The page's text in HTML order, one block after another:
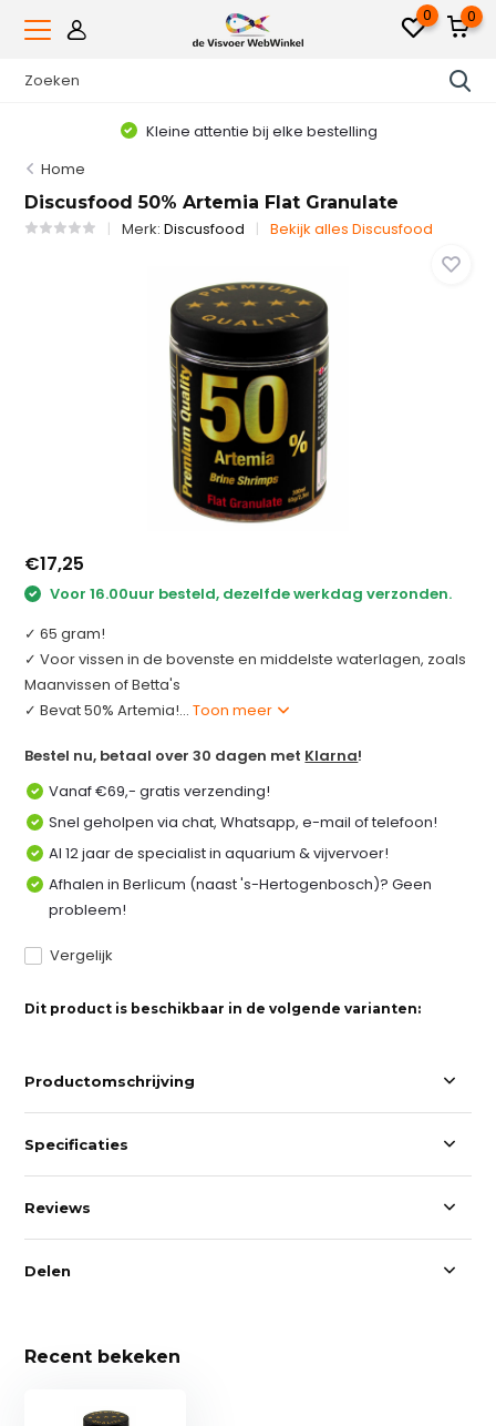
0 0
Kleine attentie bij elke bestelling
Home
Discusfood 50% Artemia Flat Granulate
Merk:Discusfood Bekijk alles Discusfood
€17,25
Voor 16.00uur besteld, dezelfde werkdag verzonden.
✓ 65 gram!
✓ Voor vissen in de bovenste en middelste waterlagen, zoals
Maanvissen of Betta's
✓ Bevat 50% Artemia!...Toon meer
Bestel nu, betaal over 30 dagen met Klarna!
Vanaf €69,- gratis verzending!
Snel geholpen via chat, Whatsapp, e-mail of telefoon!
Al 12 jaar de specialist in aquarium & vijvervoer!
Afhalen in Berlicum (naast 's-Hertogenbosch)? Geen
probleem!
Vergelijk
Dit product is beschikbaar in de volgende varianten:
Productomschrijving
Specificaties
Reviews
Delen
Recent bekeken